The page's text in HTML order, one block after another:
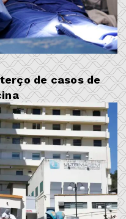
de casos de